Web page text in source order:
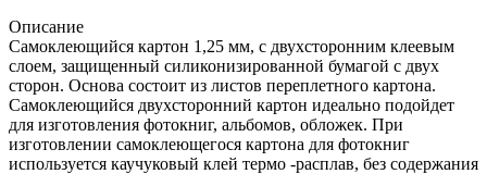
Описание
Самоклеющийся картон 1,25 мм, с двухсторонним клеевым
слоем, защищенный силиконизированной бумагой с двух
сторон. Основа состоит из листов переплетного картона.
Самоклеющийся двухсторонний картон идеально подойдет
для изготовления фотокниг, альбомов, обложек. При
изготовлении самоклеющегося картона для фотокниг
используется каучуковый клей термо -расплав, без содержания